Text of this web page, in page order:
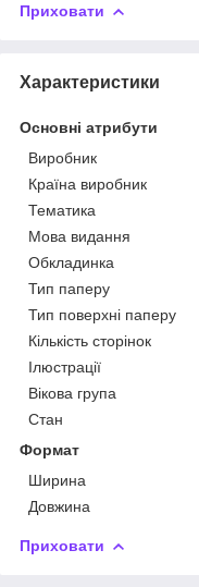
Приховати
Характеристики
Основні атрибути
Виробник
Країна виробник
Тематика
Мова видання
Обкладинка
Тип паперу
Тип поверхні паперу
Кількість сторінок
Ілюстрації
Вікова група
Стан
Формат
Ширина
Довжина
Приховати